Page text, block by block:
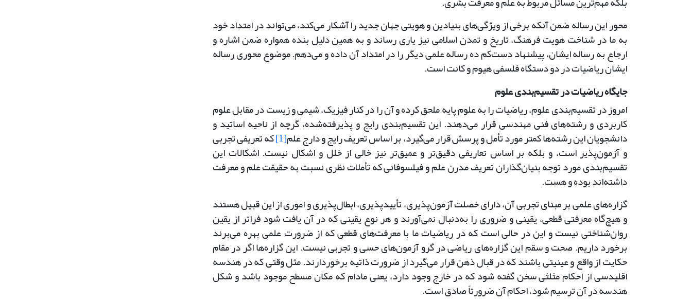
محور این رساله ضمن آنکه برخی از ویژگی‌های بنیادین و هویتی جهان جدید را آشکار می‌کند، می‌تواند در امتداد خود
به ما در شناخت هویت فرهنگ، تاریخ و تمدن اسلامی نیز یاری رساند و به همین دلیل بنده همواره ضمن اشاره و
ارجاع به رساله ایشان، پیشنهاد دست‌کم ده رساله علمی دیگر را در امتداد آن داده و می‌دهم. موضوع محوری رساله
ایشان ریاضیات در دو دستگاه فلسفی هیوم و کانت است.
جایگاه ریاضیات در تقسیم‌بندی علوم
امروز در تقسیم‌بندی علوم، ریاضیات را به علوم پایه ملحق کرده و آن را در کنار فیزیک، شیمی و زیست در مقابل علوم
کاربردی و رشته‌های فنی مهندسی قرار می‌دهند. این تقسیم‌بندی رایج و پذیرفته‌شده، گرچه از ناحیه اساتید و
دانشجویان این رشته‌ها کمتر مورد تأمل و پرسش قرار می‌گیرد، بر اساس تعریف رایج و دارج علم[1] که تعریفی تجربی
و آزمون‌پذیر است، و بلکه بر اساس تعاریفی دقیق‌تر و عمیق‌تر نیز خالی از خلل و اشکال نیست. اشکالات این
تقسیم‌بندی مورد توجه بنیان‌گذاران تعریف مدرن علم و فیلسوفانی که تأملات نظری نسبت به حقیقت علم و معرفت
داشته‌اند بوده و هست.
گزاره‌های علمی بر مبنای تجربی آن، دارای خصلت آزمون‌پذیری، تأییدپذیری، ابطال‌پذیری و اموری از این قبیل هستند
و هیچ‌گاه معرفتی قطعی، یقینی و ضروری را به‌دنبال نمی‌آورند و هر نوع یقینی که در آن یافت شود فراتر از یقین
روان‌شناختی نیست و این در حالی است که در ریاضیات ما با معرفت‌های قطعی که از ضرورت علمی بهره می‌برند
برخورد داریم. صحت و سقم این گزاره‌های ریاضی در گرو آزمون‌های حسی و تجربی نیست. این گزاره‌ها اگر در مقام
حکایت از واقع و عینیتی باشند که در قبال ذهن قرار می‌گیرد از ضرورت ذاتیه برخوردارند. مثل وقتی که در هندسه
اقلیدسی از احکام مثلثی سخن گفته شود که در خارج وجود دارد، یعنی مادام که مکان مسطح موجود باشد و شکل
هندسه در آن ترسیم شود، احکام آن ضرورتاً صادق است.